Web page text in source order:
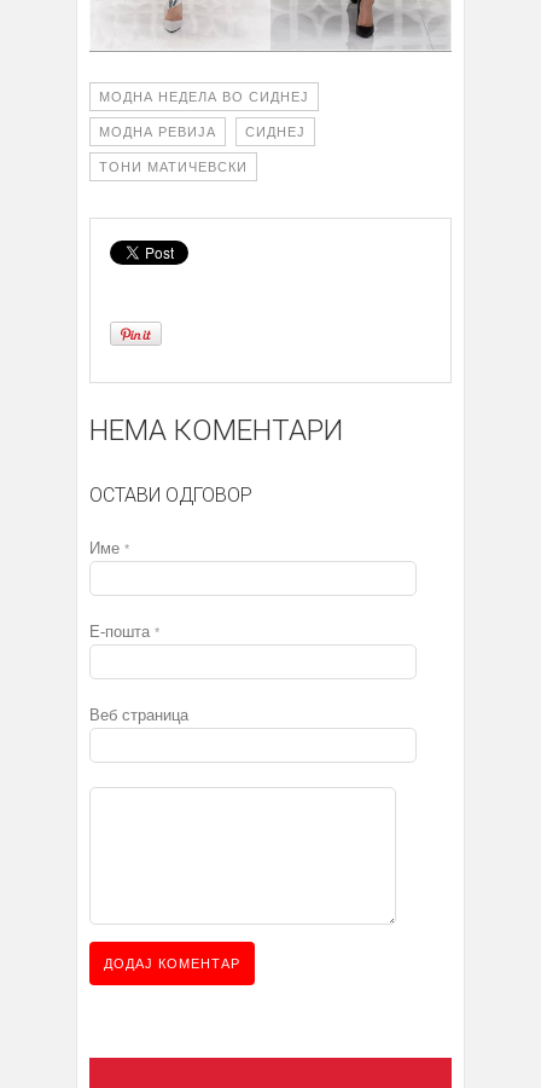
МОДНА НЕДЕЛА ВО СИДНЕЈ
МОДНА РЕВИЈА СИДНЕЈ
ТОНИ МАТИЧЕВСКИ
НЕМА КОМЕНТАРИ
ОСТАВИ ОДГОВОР
Име *
Е-пошта *
Веб страница